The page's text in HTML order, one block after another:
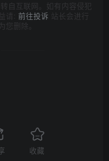
自互联网。如有内容侵犯
请: 前往投诉 站长会进行
删除。
收藏